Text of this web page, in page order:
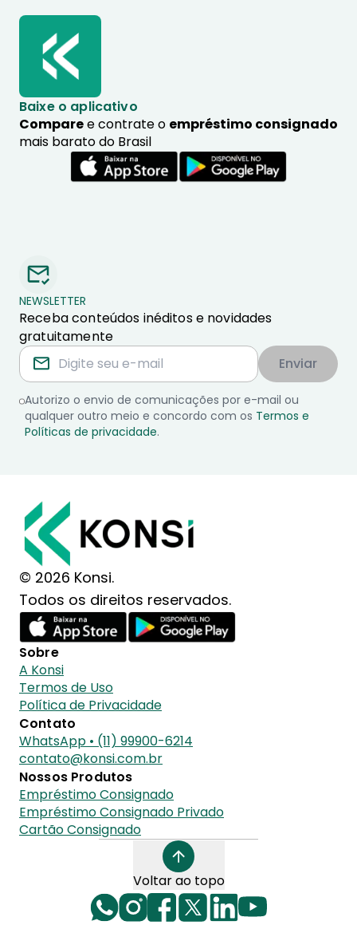
Baixe o aplicativo
Comparee contrate o empréstimo consignado
mais barato do Brasil
NEWSLETTER
Receba conteúdos inéditos e novidades
gratuitamente
Enviar
Autorizo o envio de comunicações por e-mail ou
qualquer outro meio e concordo com os Termos e
Políticas de privacidade.
© 2026 Konsi.
Todos os direitos reservados.
Sobre
A Konsi
Termos de Uso
Política de Privacidade
Contato
WhatsApp • (11) 99900-6214
contato@konsi.com.br
Nossos Produtos
Empréstimo Consignado
Empréstimo Consignado Privado
Cartão Consignado
Voltar ao topo